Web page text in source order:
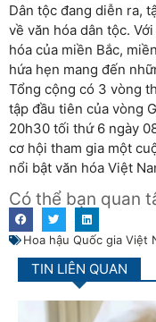
Dân tộc đang diễn ra,
về văn hóa dân tộc.
hóa của miền Bắc,
hứa hẹn mang đến
Tổng cộng có 3 vòng
tập đầu tiên của vòng
20h30 tối thứ 6 ngày
cơ hội tham gia một
nổi bật văn hóa Việt
Có thể bạn quan
Hoa hậu Quốc gia Việt
TIN LIÊN QUAN